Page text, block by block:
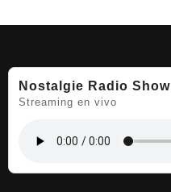
Nostalgie Radio Show
Streaming en vivo